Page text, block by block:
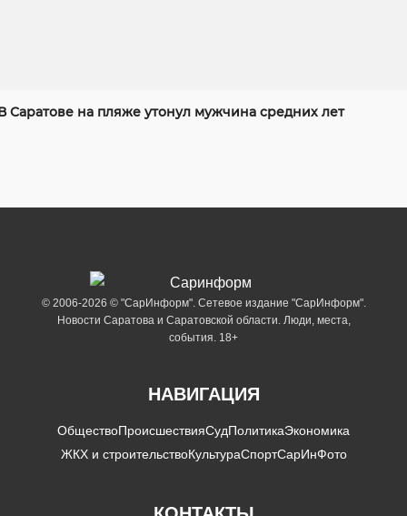
Саратове на пляже утонул мужчина средних лет
© 2006-2026 © "СарИнформ". Сетевое издание "СарИнформ".
Новости Саратова и Саратовской области. Люди, места,
события. 18+
НАВИГАЦИЯ
ОбществоПроисшествияСудПолитикаЭкономика
ЖКХ и строительствоКультураСпортСарИнФото